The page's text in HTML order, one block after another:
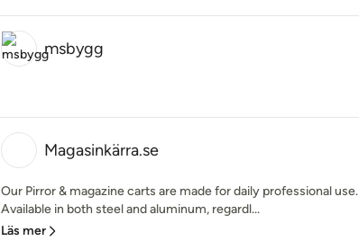
msbygg
Magasinkärra.se
Our Pirror & magazine carts are made for daily professional use.
Available in both steel and aluminum, regardl...
Läs mer